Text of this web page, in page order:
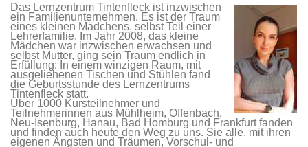
Das Lernzentrum Tintenfleck ist inzwischen
ein Familienunternehmen. Es ist der Traum
eines kleinen Mädchens, selbst Teil einer
Lehrerfamilie. Im Jahr 2008, das kleine
Mädchen war inzwischen erwachsen und
selbst Mutter, ging sein Traum endlich in
Erfüllung: In einem winzigen Raum, mit
ausgeliehenen Tischen und Stühlen fand
die Geburtsstunde des Lernzentrums
Tintenfleck statt.
Über 1000 Kursteilnehmer und
Teilnehmerinnen aus Mühlheim, Offenbach,
Neu-Isenburg, Hanau, Bad Homburg und Frankfurt fanden
und finden auch heute den Weg zu uns. Sie alle, mit ihren
eigenen Ängsten und Träumen, Vorschul- und